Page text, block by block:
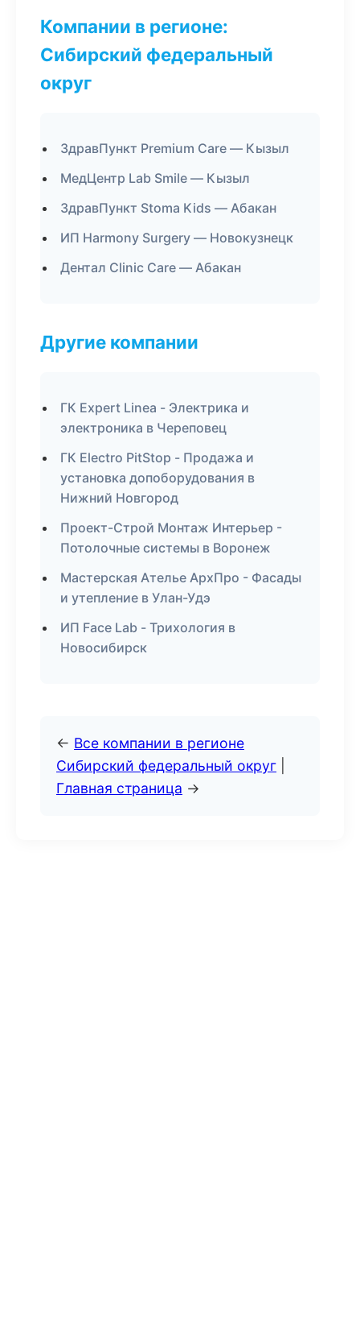
Компании в регионе:
Сибирский федеральный
округ
ЗдравПункт Premium Care — Кызыл
МедЦентр Lab Smile — Кызыл
ЗдравПункт Stoma Kids — Абакан
ИП Harmony Surgery — Новокузнецк
Дентал Clinic Care — Абакан
Другие компании
ГК Expert Linea - Электрика и
электроника в Череповец
ГК Electro PitStop - Продажа и
установка допоборудования в
Нижний Новгород
Проект-Строй Монтаж Интерьер -
Потолочные системы в Воронеж
Мастерская Ателье АрхПро - Фасады
и утепление в Улан-Удэ
ИП Face Lab - Трихология в
Новосибирск
← Все компании в регионе
Сибирский федеральный округ
Главная страница →